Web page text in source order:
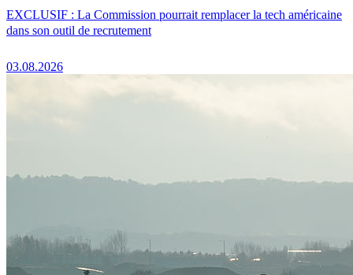
EXCLUSIF : La Commission pourrait remplacer la tech américaine
dans son outil de recrutement
03.08.2026